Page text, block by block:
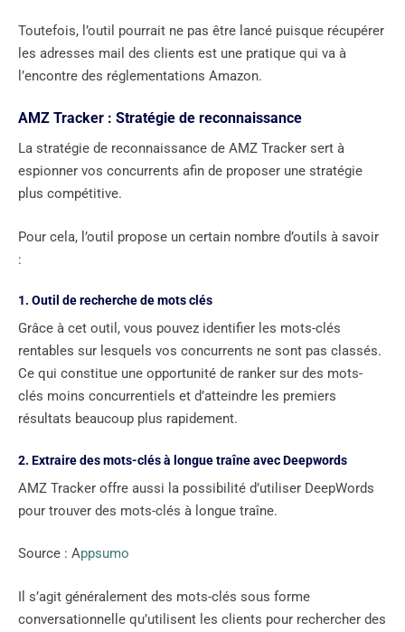
Toutefois, l’outil pourrait ne pas être lancé puisque récupérer
les adresses mail des clients est une pratique qui va à
l’encontre des réglementations Amazon.
AMZ Tracker : Stratégie de reconnaissance
La stratégie de reconnaissance de AMZ Tracker sert à
espionner vos concurrents afin de proposer une stratégie
plus compétitive.
Pour cela, l’outil propose un certain nombre d’outils à savoir
:
1. Outil de recherche de mots clés
Grâce à cet outil, vous pouvez identifier les mots-clés
rentables sur lesquels vos concurrents ne sont pas classés.
Ce qui constitue une opportunité de ranker sur des mots-
clés moins concurrentiels et d’atteindre les premiers
résultats beaucoup plus rapidement.
2. Extraire des mots-clés à longue traîne avec Deepwords
AMZ Tracker offre aussi la possibilité d’utiliser DeepWords
pour trouver des mots-clés à longue traîne.
Source : Appsumo
Il s’agit généralement des mots-clés sous forme
conversationnelle qu’utilisent les clients pour rechercher des